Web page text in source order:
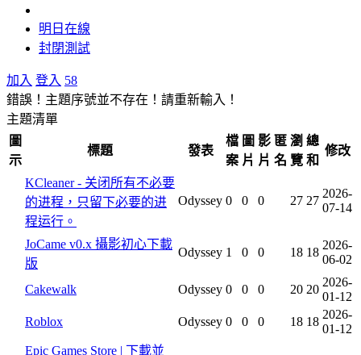
明日在線
封閉測試
加入 登入 58
錯誤！主題序號並不存在！請重新輸入！
主題清單
圖
示
標題 發表
檔
案
圖
片
影
片
匿
名
瀏
覽
總
和
修改
KCleaner - 关闭所有不必要
的进程，只留下必要的进
程运行。
Odyssey 0 0 0 27 27
2026-
07-14
JoCame v0.x 攝影初心下載
版
Odyssey 1 0 0 18 18
2026-
06-02
Cakewalk Odyssey 0 0 0 20 20
2026-
01-12
Roblox
Odyssey 0 0 0 18 18
2026-
01-12
Epic Games Store | 下載並